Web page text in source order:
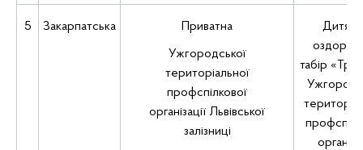
5 Закарпатська Приватна
Ужгородської
територіальної
профспілкової
організації Львівської
залізниці
табір